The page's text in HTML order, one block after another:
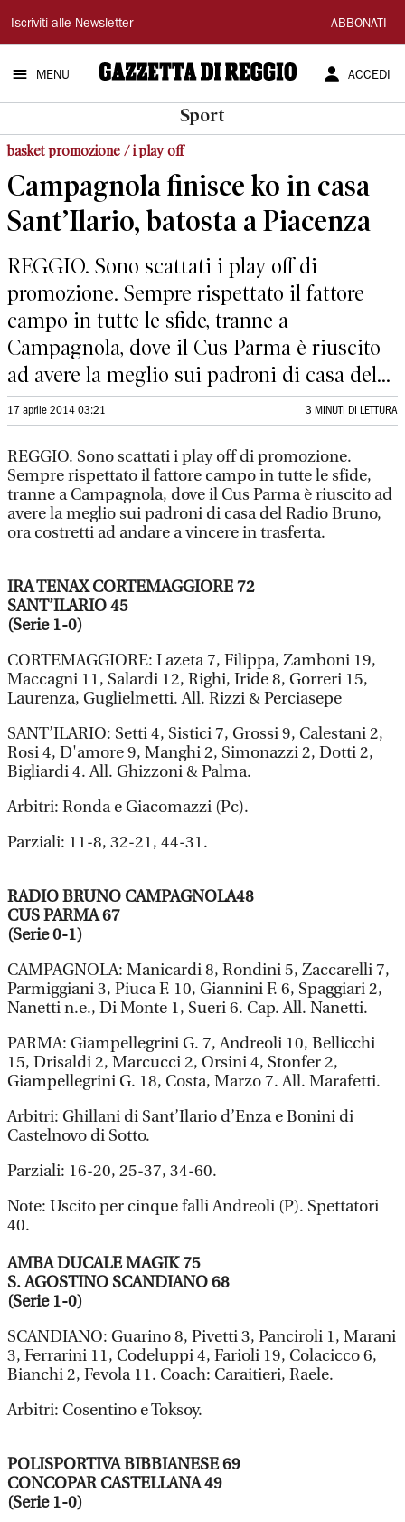
Gazzetta
di
Reggio
Iscriviti alle Newsletter ABBONATI
MENU ACCEDI
Sport
basket promozione / i play off
Campagnola finisce ko in casa
Sant’Ilario, batosta a Piacenza
REGGIO. Sono scattati i play off di
promozione. Sempre rispettato il fattore
campo in tutte le sfide, tranne a
Campagnola, dove il Cus Parma è riuscito
ad avere la meglio sui padroni di casa del...
17 aprile 2014 03:21 3 MINUTI DI LETTURA
REGGIO. Sono scattati i play off di promozione.
Sempre rispettato il fattore campo in tutte le sfide,
tranne a Campagnola, dove il Cus Parma è riuscito ad
avere la meglio sui padroni di casa del Radio Bruno,
ora costretti ad andare a vincere in trasferta.
IRA TENAX CORTEMAGGIORE 72
SANT’ILARIO 45
(Serie 1-0)
CORTEMAGGIORE: Lazeta 7, Filippa, Zamboni 19,
Maccagni 11, Salardi 12, Righi, Iride 8, Gorreri 15,
Laurenza, Guglielmetti. All. Rizzi & Perciasepe
SANT’ILARIO: Setti 4, Sistici 7, Grossi 9, Calestani 2,
Rosi 4, D'amore 9, Manghi 2, Simonazzi 2, Dotti 2,
Bigliardi 4. All. Ghizzoni & Palma.
Arbitri: Ronda e Giacomazzi (Pc).
Parziali: 11-8, 32-21, 44-31.
RADIO BRUNO CAMPAGNOLA48
CUS PARMA 67
(Serie 0-1)
CAMPAGNOLA: Manicardi 8, Rondini 5, Zaccarelli 7,
Parmiggiani 3, Piuca F. 10, Giannini F. 6, Spaggiari 2,
Nanetti n.e., Di Monte 1, Sueri 6. Cap. All. Nanetti.
PARMA: Giampellegrini G. 7, Andreoli 10, Bellicchi
15, Drisaldi 2, Marcucci 2, Orsini 4, Stonfer 2,
Giampellegrini G. 18, Costa, Marzo 7. All. Marafetti.
Arbitri: Ghillani di Sant’Ilario d’Enza e Bonini di
Castelnovo di Sotto.
Parziali: 16-20, 25-37, 34-60.
Note: Uscito per cinque falli Andreoli (P). Spettatori
40.
AMBA DUCALE MAGIK 75
S. AGOSTINO SCANDIANO 68
(Serie 1-0)
SCANDIANO: Guarino 8, Pivetti 3, Panciroli 1, Marani
3, Ferrarini 11, Codeluppi 4, Farioli 19, Colacicco 6,
Bianchi 2, Fevola 11. Coach: Caraitieri, Raele.
Arbitri: Cosentino e Toksoy.
POLISPORTIVA BIBBIANESE 69
CONCOPAR CASTELLANA 49
(Serie 1-0)